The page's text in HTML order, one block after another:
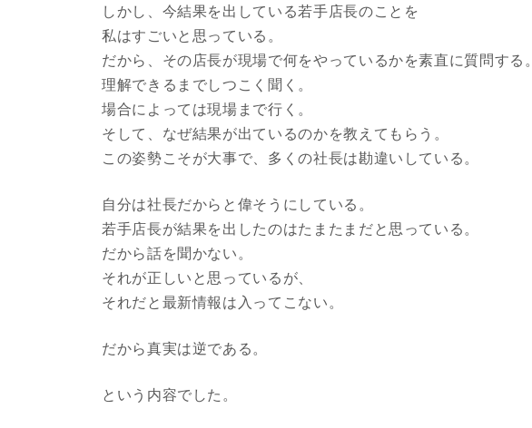
しかし、今結果を出している若手店長のことを
私はすごいと思っている。
だから、その店長が現場で何をやっているかを素直に質問する。
理解できるまでしつこく聞く。
場合によっては現場まで行く。
そして、なぜ結果が出ているのかを教えてもらう。
この姿勢こそが大事で、多くの社長は勘違いしている。
自分は社長だからと偉そうにしている。
若手店長が結果を出したのはたまたまだと思っている。
だから話を聞かない。
それが正しいと思っているが、
それだと最新情報は入ってこない。
だから真実は逆である。
という内容でした。